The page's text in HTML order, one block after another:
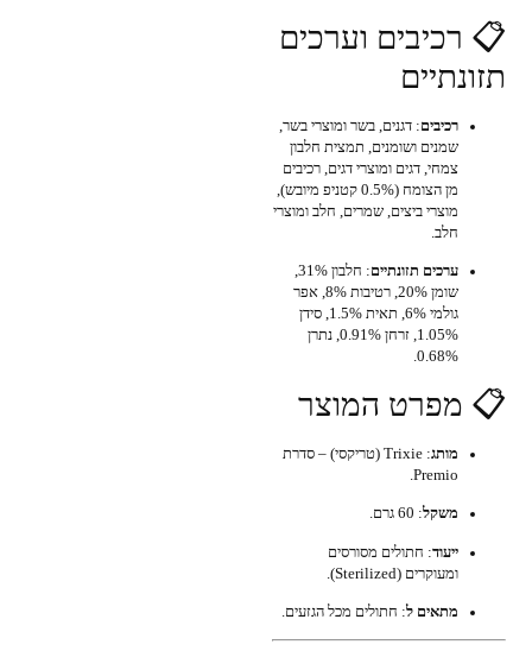
📋 רכיבים וערכים
תזונתיים
רכיבים: דגנים, בשר ומוצרי בשר,
שמנים ושומנים, תמצית חלבון
צמחי, דגים ומוצרי דגים, רכיבים
מן הצומח (0.5% קטניפ מיובש),
מוצרי ביצים, שמרים, חלב ומוצרי
חלב.
ערכים תזונתיים
: חלבון 31%,
שומן 20%, רטיבות 8%, אפר
גולמי 6%, תאית 1.5%, סידן
1.05%, זרחן 0.91%, נתרן
0.68%.
📋 מפרט המוצר
מותג
: Trixie (טריקסי) – סדרת
Premio.
משקל: 60 גרם.
ייעוד: חתולים מסורסים
ומעוקרים (Sterilized).
מתאים ל: חתולים מכל הגזעים.